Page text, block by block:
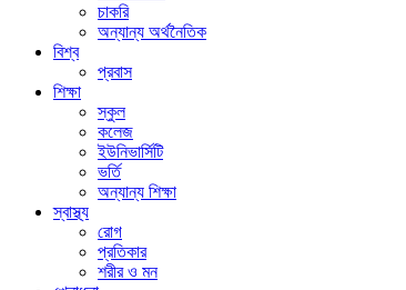
চাকরি
অন্যান্য অর্থনৈতিক
বিশ্ব
প্রবাস
শিক্ষা
স্কুল
কলেজ
ইউনিভার্সিটি
ভর্তি
অন্যান্য শিক্ষা
স্বাস্থ্য
রোগ
প্রতিকার
শরীর ও মন